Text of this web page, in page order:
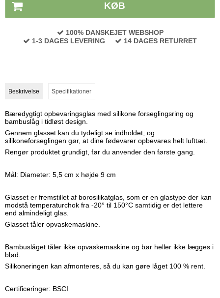
KØB
100% DANSKEJET WEBSHOP
1-3 DAGES LEVERING
14 DAGES RETURRET
Beskrivelse Specifikationer
Bæredygtigt opbevaringsglas med silikone forseglingsring og
bambuslåg i tidløst design.
Gennem glasset kan du tydeligt se indholdet , og
silikoneforseglingen gør, at dine fødevarer opbevares helt lufttæt.
Rengør produktet grundigt, før du anvender den første gang.
Mål: Diameter: 5,5 cm x højde 9 cm
Glasset er fremstillet af borosilikatglas, som er en glastype der kan
modstå temperaturchok fra -20° til 150°C samtidig er det lettere
end almindeligt glas.
Glasset tåler opvaskemaskine.
Bambuslåget tåler ikke opvaskemaskine og bør heller ikke lægges i
blød.
Silikoneringen kan afmonteres, så du kan gøre låget 100 % rent.
Certificeringer: BSCI